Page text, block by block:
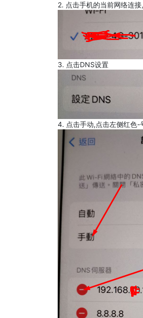
2. 点击手机的当前网络连
3. 点击DNS设置
4. 点击手动,点击左侧红色